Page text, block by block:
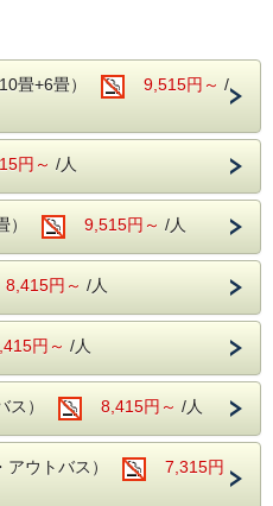
は片品渓谷の流れを感じなが
雪見をしながらの入浴にも風
手積み麻雀卓）
ただける娯楽施設が盛りだく
イフをお過ごしください。
■
渓谷が一望！
市は、4月20日から11月20日
開催。
くの原田農園では一年中果物
分、原田農園でご使用いただける割引
りんご
ぶどう
いちご
きのこ
りますので、詳しくは原田農園にお問
せ。
お食事も旅の楽しみですよ
形式なので約50種類の中から
お好きなだけお選びいただけ
10畳+6畳） 9,515円～ /
円～ /人
） 9,515円～ /人
8,415円～ /人
円～ /人
ス） 8,415円～ /人
アウトバス）
7,315円